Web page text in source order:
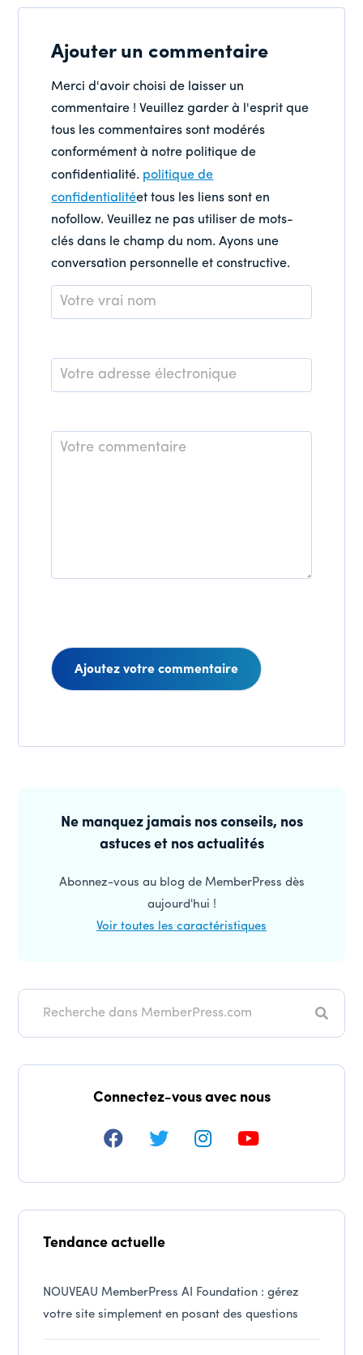
Ajouter un commentaire
Merci d'avoir choisi de laisser un
commentaire ! Veuillez garder à l'esprit que
tous les commentaires sont modérés
conformément à notre politique de
confidentialité. politique de
confidentialitéet tous les liens sont en
nofollow. Veuillez ne pas utiliser de mots-
clés dans le champ du nom. Ayons une
conversation personnelle et constructive.
Nom
*
E-
mail
Commentaire
latérale
principale
Ne manquez jamais nos conseils, nos
astuces et nos actualités
Abonnez-vous au blog de MemberPress dès
aujourd'hui !
Voir toutes les caractéristiques
Connectez-vous avec nous
Tendance actuelle
NOUVEAU MemberPress AI Foundation : gérez
votre site simplement en posant des questions